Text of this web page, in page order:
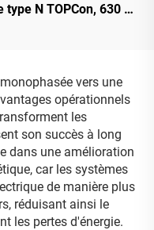
type N TOPCon, 630 W :
installations
photovoltaïques
résidentielles et
commerciales
vers une
opérationnels
les
son succès à long
dans une amélioration
car les systèmes
de manière plus
réduisant ainsi le
les pertes d'énergie.